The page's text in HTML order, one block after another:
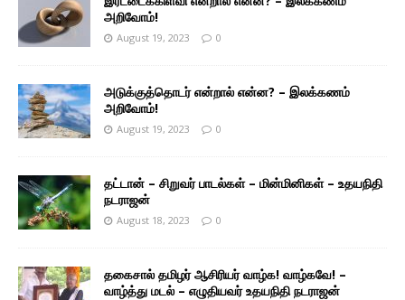
அறிவோம்!
August 19, 2023 0
அடுக்குத்தொடர் என்றால் என்ன? – இலக்கணம்
அறிவோம்!
August 19, 2023 0
தட்டான் – சிறுவர் பாடல்கள் – மின்மினிகள் – உதயநிதி
நடராஜன்
August 18, 2023 0
தகைசால் தமிழர் ஆசிரியர் வாழ்க! வாழ்கவே! –
வாழ்த்து மடல் – எழுதியவர் உதயநிதி நடராஜன்